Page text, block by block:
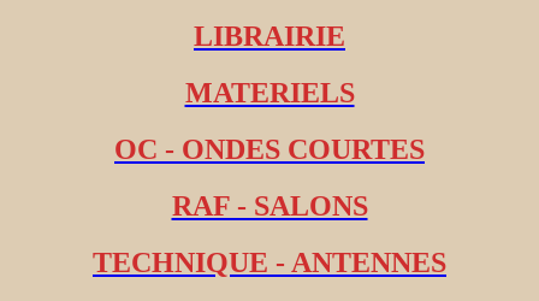
LIBRAIRIE
MATERIELS
OC - ONDES COURTES
RAF - SALONS
TECHNIQUE - ANTENNES